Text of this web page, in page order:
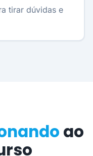
tirar dúvidas e
ao